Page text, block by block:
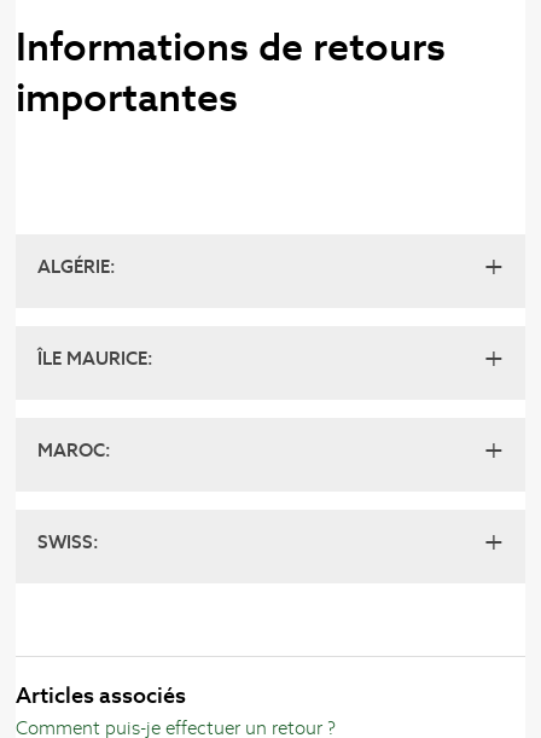
Informations de retours
importantes
ALGÉRIE:
ÎLE MAURICE:
MAROC:
SWISS:
Articles associés
Comment puis-je effectuer un retour ?